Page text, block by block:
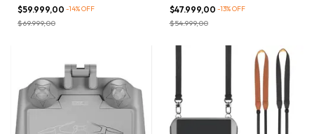
$59.999,00 -14%OFF
$69.999,00
$47.999,00 -13%OFF
$54.999,00